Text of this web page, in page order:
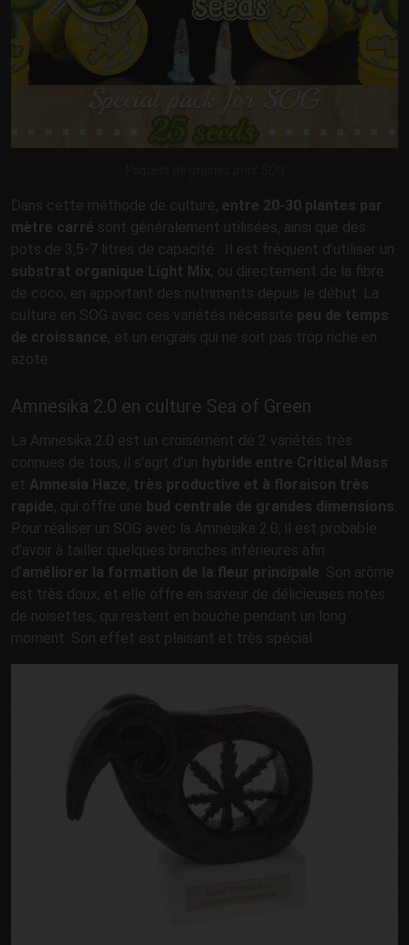
Dans cette méthode de culture, entre 20-30 plantes par
mètre carré sont généralement utilisées, ainsi que des
pots de 3,5-7 litres de capacité. Il est fréquent d’utiliser un
substrat organique Light Mix, ou directement de la fibre
de coco, en apportant des nutriments depuis le début. La
culture en SOG avec ces variétés nécessite peu de temps
de croissance, et un engrais qui ne soit pas trop riche en
azote.
Amnesika 2.0 en culture Sea of Green
La Amnesika 2.0 est un croisement de 2 variétés très
connues de tous, il s’agit d’un hybride entre Critical Mass
et Amnesia Haze, très productive et à floraison très
rapide, qui offre une bud centrale de grandes dimensions.
Pour réaliser un SOG avec la Amnesika 2.0, il est probable
d’avoir à tailler quelques branches inférieures afin
d’améliorer la formation de la fleur principale. Son arôme
est très doux, et elle offre en saveur de délicieuses notes
de noisettes, qui restent en bouche pendant un long
moment. Son effet est plaisant et très spécial.